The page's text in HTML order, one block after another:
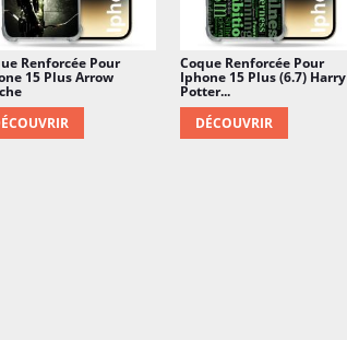
Renforcée Pour
15 Plus Arrow
Coque Renforcée Pour
Iphone 15 Plus (6.7) Harry
Potter...
DÉCOUVRIR